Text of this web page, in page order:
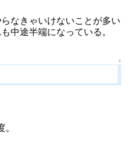
なきゃいけないことが多い
中途半端になっている。
↑